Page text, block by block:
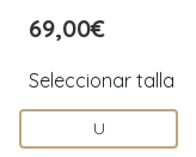
69,00€
Seleccionar talla
U